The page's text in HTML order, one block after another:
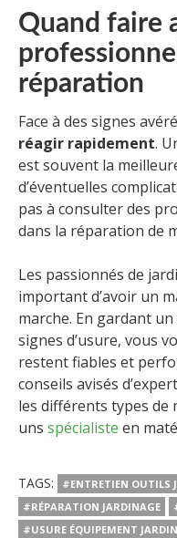
Quand faire
réparation
Face à des signes
réagir rapidement.
est souvent la
d’éventuelles
pas à consulter des
dans la réparation de
Les passionnés de
important d’avoir un
marche. En gardant
signes d’usure, vous
restent fiables et
conseils avisés
les différents types de
uns spécialiste en
TAGS: #ENTRETIEN OUTILS
#RÉPARATION JARDINAGE
#USURE ÉQUIPEMENT JARDIN